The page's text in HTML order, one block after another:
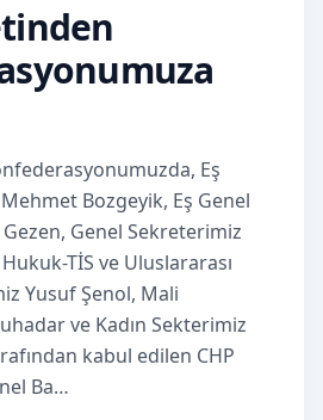
Eş
Mehmet Bozgeyik, Eş Genel
Gezen, Genel Sekreterimiz
TİS ve Uluslararası
Yusuf Şenol, Mali
ve Kadın Sekterimiz
kabul edilen CHP
Ba…